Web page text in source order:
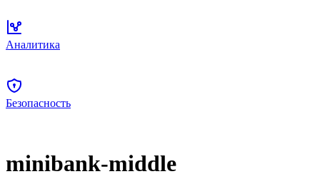
Аналитика
Безопасность
minibank-middle